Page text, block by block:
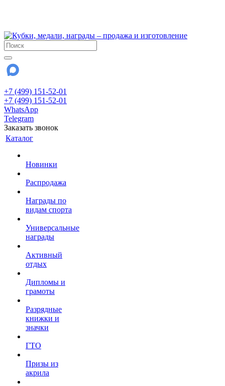
+7 (499) 151-52-01
+7 (499) 151-52-01
WhatsApp
Telegram
Заказать звонок
Каталог
Новинки
Распродажа
Награды по
видам спорта
Универсальные
награды
Активный
отдых
Дипломы и
грамоты
Разрядные
книжки и
значки
ГТО
Призы из
акрила